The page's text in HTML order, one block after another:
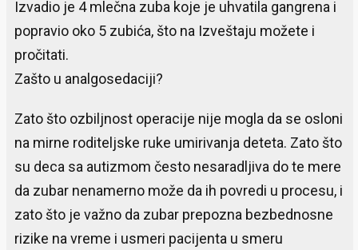
Izvadio je 4 mlečna zuba koje je uhvatila gangrena i
popravio oko 5 zubića, što na Izveštaju možete i
pročitati.
Zašto u analgosedaciji?
Zato što ozbiljnost operacije nije mogla da se osloni
na mirne roditeljske ruke umirivanja deteta. Zato što
su deca sa autizmom često nesaradljiva do te mere
da zubar nenamerno može da ih povredi u procesu, i
zato što je važno da zubar prepozna bezbednosne
rizike na vreme i usmeri pacijenta u smeru